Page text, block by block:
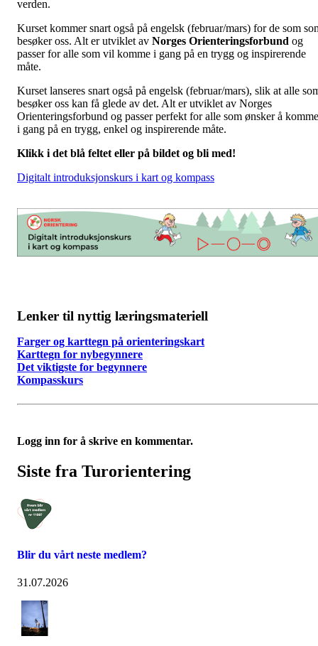
verden.
Kurset kommer snart også på engelsk (februar/mars) for de som
besøker oss. Alt er utviklet av Norges Orienteringsforbund og
passer for alle som vil komme i gang på en trygg og inspirerende
måte.
Kurset lanseres snart også på engelsk (februar/mars), slik at alle
besøker oss kan få glede av det. Alt er utviklet av Norges
Orienteringsforbund og passer perfekt for alle som ønsker å komme
i gang på en trygg, enkel og inspirerende måte.
Klikk i det blå feltet eller på bildet og bli med!
Digitalt introduksjonskurs i kart og kompass
Lenker til nyttig læringsmateriell
Farger og karttegn på orienteringskart
Karttegn for nybegynnere
Det viktigste for begynnere
Kompasskurs
Logg inn for å skrive en kommentar.
Siste fra Turorientering
Blir du vårt neste medlem?
31.07.2026